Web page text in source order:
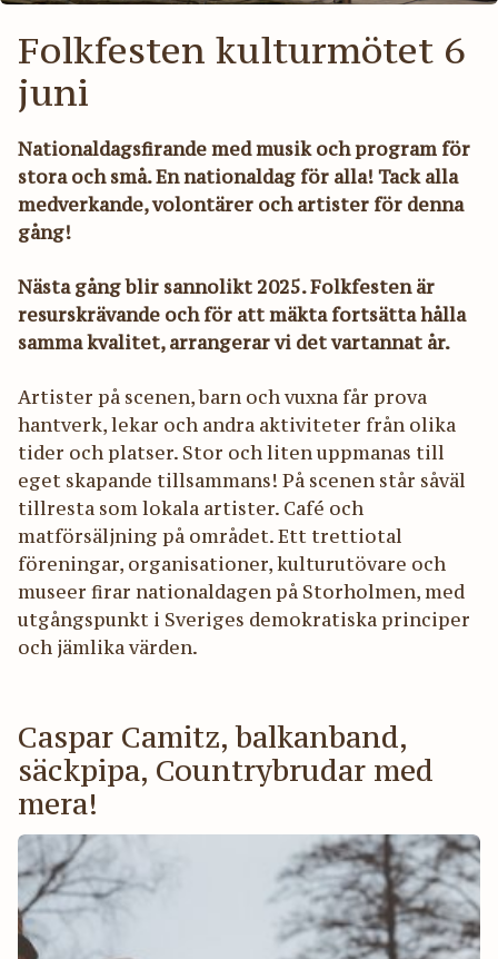
Folkfesten kulturmötet 6
juni
Nationaldagsfirande med musik och program för
stora och små. En nationaldag för alla!Tack alla
medverkande, volontärer och artister för denna
gång!
Nästa gång blir sannolikt 2025. Folkfesten är
resurskrävande och för att mäkta fortsätta hålla
samma kvalitet, arrangerar vi det vartannat år.
Artister på scenen, barn och vuxna får prova
hantverk, lekar och andra aktiviteter från olika
tider och platser. Stor och liten uppmanas till
eget skapande tillsammans! På scenen står såväl
tillresta som lokala artister. Café och
matförsäljning på området. Ett trettiotal
föreningar, organisationer, kulturutövare och
museer firar nationaldagen på Storholmen, med
utgångspunkt i Sveriges demokratiska principer
och jämlika värden.
Caspar Camitz, balkanband,
säckpipa, Countrybrudar med
mera!